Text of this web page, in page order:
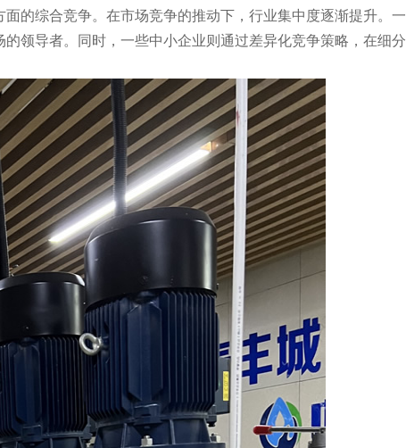
的综合竞争。在市场竞争的推动下，行业集中度逐渐提升。一
领导者。同时，一些中小企业则通过差异化竞争策略，在细分